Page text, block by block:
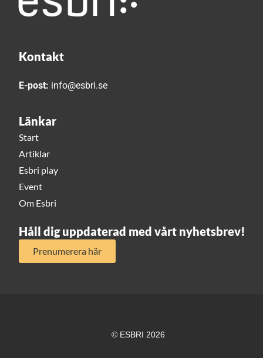
Kontakt
E-post: info@esbri.se
Länkar
Start
Artiklar
Esbri play
Event
Om Esbri
Håll dig uppdaterad med vårt nyhetsbrev!
Prenumerera här
© ESBRI 2026